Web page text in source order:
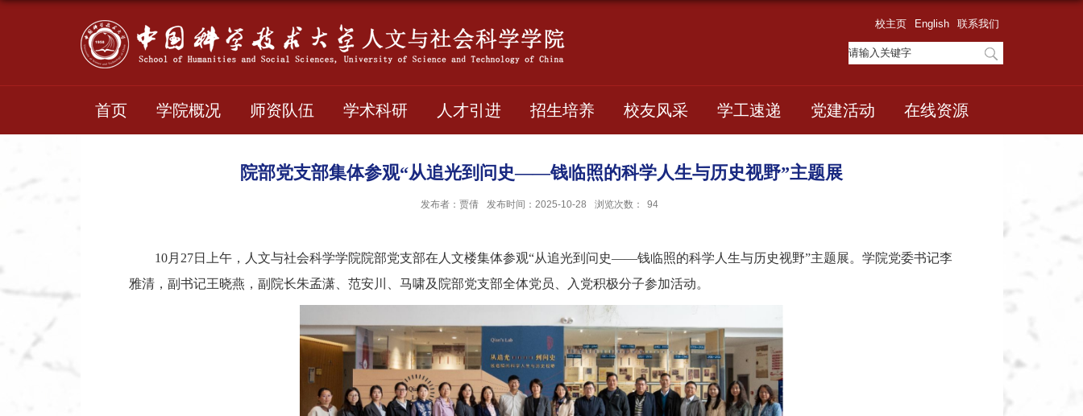
校主页 English 联系我们
首页 学院概况 师资队伍 学术科研 人才引进 招生培养 校友风采 学工速递 党建活动 在线资源
院部党支部集体参观“从追光到问史——钱临照的科学人生与历史视野”主题展
发布者：贾倩 发布时间：2025-10-28 浏览次数： 94
10月27日上午，人文与社会科学学院院部党支部在人文楼集体参观“从追光到问史——钱临照的科学人生与历史视野”主题展。学院党委书记李
雅清，副书记王晓燕，副院长朱孟潇、范安川、马啸及院部党支部全体党员、入党积极分子参加活动。